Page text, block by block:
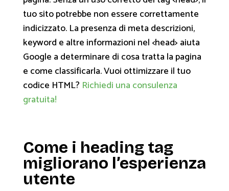
tuo sito potrebbe non essere correttamente
indicizzato. La presenza di meta descrizioni,
keyword e altre informazioni nel <head> aiuta
Google a determinare di cosa tratta la pagina
e come classificarla. Vuoi ottimizzare il tuo
codice HTML? Richiedi una consulenza
gratuita!
Come i heading tag
migliorano l’esperienza
utente